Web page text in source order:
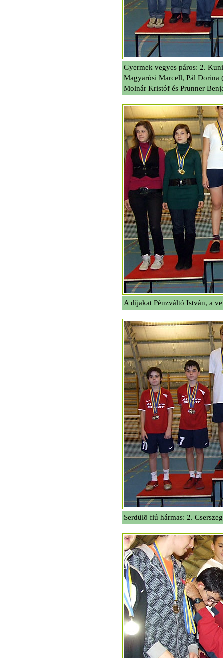
Gyermek vegyes páros: 2.
Magyarósi Marcell, Pál Dorina
Molnár Kristóf és Prunner
A díjakat Pénzváltó István, a
Serdülõ fiú hármas: 2.